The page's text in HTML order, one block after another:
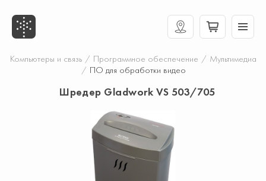
Компьютеры и связь / Программное обеспечение / Мультимедиа
/ ПО для обработки видео
Шредер Gladwork VS 503/705